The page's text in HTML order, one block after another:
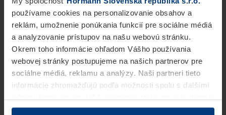
používame cookies na personalizovanie obsahov a
reklám, umožnenie ponúkania funkcií pre sociálne médiá
a analyzovanie prístupov na našu webovú stránku.
Okrem toho informácie ohľadom Vášho používania
webovej stránky postupujeme na našich partnerov pre
sociálne médiá, reklamu a analýzy. Naši partneri tieto
informácie zhromažďujú podľa možnosti spolu s ďalšími
v rámci Vášho využívania služieb.